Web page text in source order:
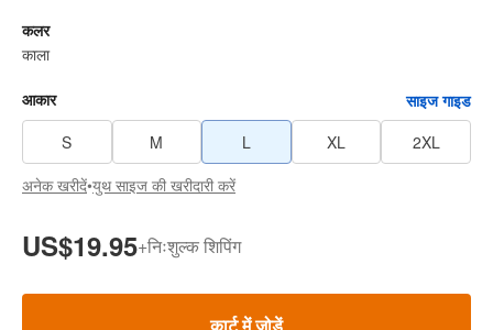
कलर
काला
आकार
साइज गाइड
S
M L XL
2XL
अनेक खरीदें•युथ साइज की खरीदारी करें
US$19.95+निःशुल्क शिपिंग